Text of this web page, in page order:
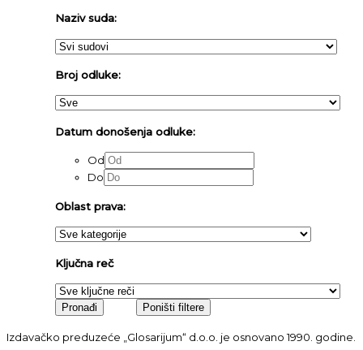
Naziv suda:
Broj odluke:
Datum donošenja odluke:
Od
Do
Oblast prava:
Ključna reč
Izdavačko preduzeće „Glosarijum“ d.o.o. je osnovano 1990. godine.